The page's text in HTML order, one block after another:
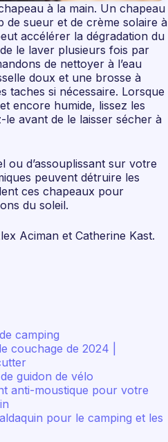
à la main. Un chapeau
de sueur et de crème solaire à
accélérer la dégradation du
le laver plusieurs fois par
de nettoyer à l’eau
doux et une brosse à
taches si nécessaire. Lorsque
encore humide, lissez les
avant de le laisser sécher à
ou d’assouplissant sur votre
peuvent détruire les
ces chapeaux pour
du soleil.
Aciman et Catherine Kast.
camping
couchage de 2024 |
guidon de vélo
anti-moustique pour votre
pour le camping et les